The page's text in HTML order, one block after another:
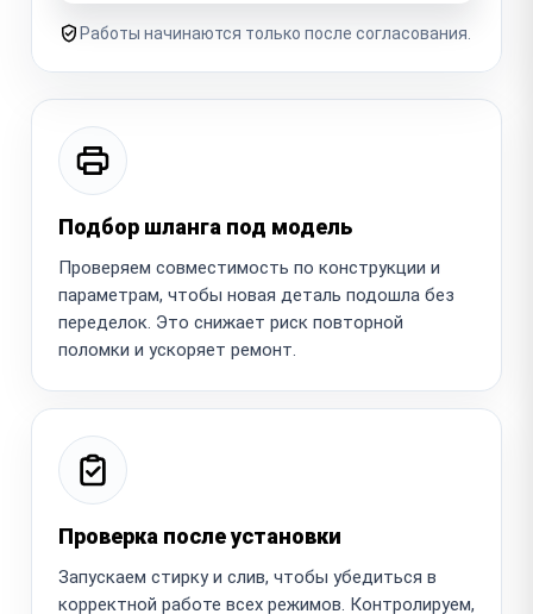
Работы начинаются только после согласования.
Подбор шланга под модель
Проверяем совместимость по конструкции и
параметрам, чтобы новая деталь подошла без
переделок. Это снижает риск повторной
поломки и ускоряет ремонт.
Проверка после установки
Запускаем стирку и слив, чтобы убедиться в
корректной работе всех режимов. Контролируем,